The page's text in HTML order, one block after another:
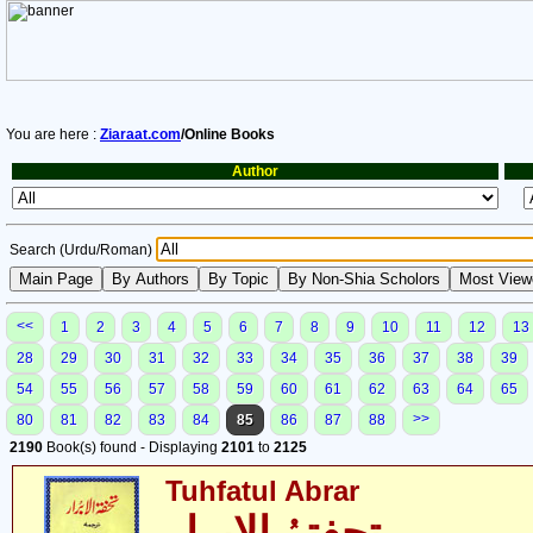
You are here : Ziaraat.com/Online Books
Author
Search (Urdu/Roman)
<< 1 2 3 4 5 6 7 8 9 10 11 12
13
28
29 30 31 32 33 34 35 36 37 38
39
54
55 56 57 58 59 60 61 62 63 64
65
80
81 82 83 84 85 86 87 88
>>
2190 Book(s) found - Displaying 2101 to 2125
Tuhfatul Abrar